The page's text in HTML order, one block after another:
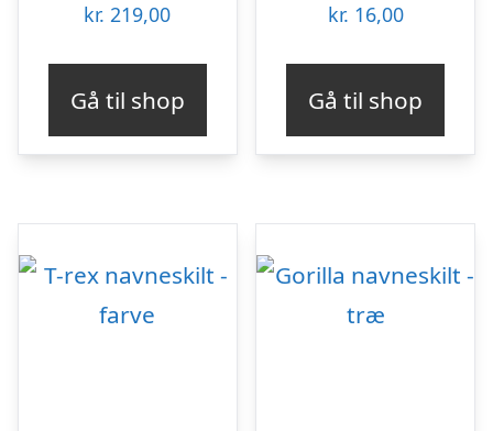
kr. 219,00
Gå til shop
kr. 16,00
Gå til shop